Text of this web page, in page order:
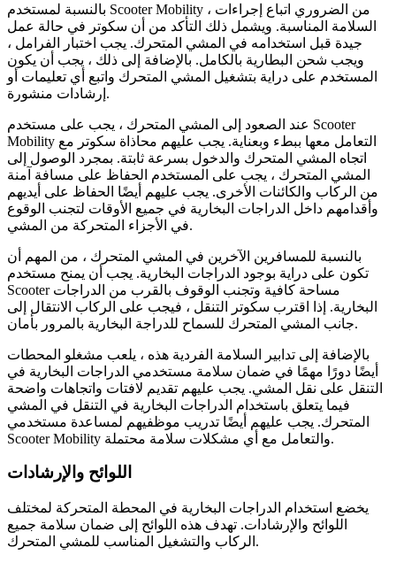
بالنسبة لمستخدم Scooter Mobility ، من الضروري اتباع إجراءات
السلامة المناسبة. ويشمل ذلك التأكد من أن سكوتر في حالة عمل
جيدة قبل استخدامه في المشي المتحرك. يجب اختبار الفرامل ،
ويجب شحن البطارية بالكامل. بالإضافة إلى ذلك ، يجب أن يكون
المستخدم على دراية بتشغيل المشي المتحرك واتبع أي تعليمات أو
إرشادات منشورة.
عند الصعود إلى المشي المتحرك ، يجب على مستخدم Scooter
Mobility التعامل معها ببطء وبعناية. يجب عليهم محاذاة سكوتر مع
اتجاه المشي المتحرك والدخول بسرعة ثابتة. بمجرد الوصول إلى
المشي المتحرك ، يجب على المستخدم الحفاظ على مسافة آمنة
من الركاب والكائنات الأخرى. يجب عليهم أيضًا الحفاظ على أيديهم
وأقدامهم داخل الدراجات البخارية في جميع الأوقات لتجنب الوقوع
في الأجزاء المتحركة من المشي.
بالنسبة للمسافرين الآخرين في المشي المتحرك ، من المهم أن
تكون على دراية بوجود الدراجات البخارية. يجب أن يمنح مستخدم
Scooter مساحة كافية وتجنب الوقوف بالقرب من الدراجات
البخارية. إذا اقترب سكوتر التنقل ، فيجب على الركاب الانتقال إلى
جانب المشي المتحرك للسماح للدراجة البخارية بالمرور بأمان.
بالإضافة إلى تدابير السلامة الفردية هذه ، يلعب مشغلو المحطات
أيضًا دورًا مهمًا في ضمان سلامة مستخدمي الدراجات البخارية في
التنقل على نقل المشي. يجب عليهم تقديم لافتات واتجاهات واضحة
فيما يتعلق باستخدام الدراجات البخارية في التنقل في المشي
المتحرك. يجب عليهم أيضًا تدريب موظفيهم لمساعدة مستخدمي
Scooter Mobility والتعامل مع أي مشكلات سلامة محتملة.
اللوائح والإرشادات
يخضع استخدام الدراجات البخارية في المحطة المتحركة لمختلف
اللوائح والإرشادات. تهدف هذه اللوائح إلى ضمان سلامة جميع
الركاب والتشغيل المناسب للمشي المتحرك.